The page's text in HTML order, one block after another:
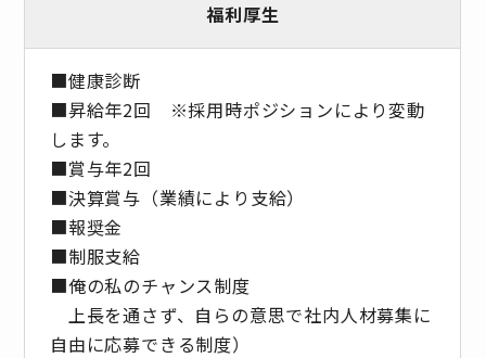
福利厚生
■健康診断
■昇給年2回 ※採⽤時ポジションにより変動
します。
■賞与年2回
■決算賞与（業績により⽀給）
■報奨⾦
■制服支給
■俺の私のチャンス制度
上長を通さず、自らの意思で社内人材募集に
自由に応募できる制度）